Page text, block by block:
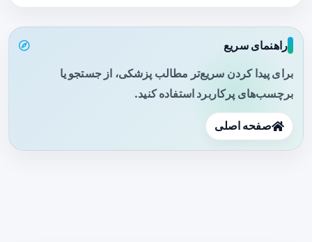
راهنمای سریع
برای پیدا کردن سریع‌تر مطالب پزشکی، از جستجو یا
برچسب‌های پرکاربرد استفاده کنید.
صفحه اصلی